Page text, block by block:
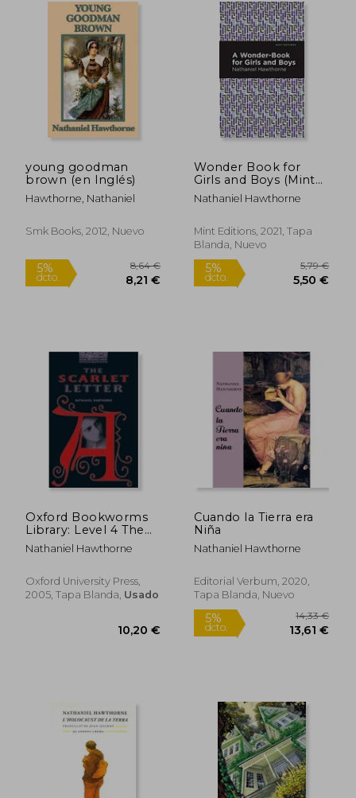
dcto. dcto.
5%
dcto.
young goodman
brown (en Inglés)
Hawthorne, Nathaniel
Smk Books, 2012, Nuevo
Wonder Book for
Girls and Boys (Mint
Editions) (en Inglés)
Nathaniel Hawthorne
Mint Editions, 2021, Tapa
Blanda, Nuevo
Oxford Bookworms
Library: Level 4 The
Scarlet Letter (en
Inglés)
Nathaniel Hawthorne
Oxford University Press,
2005, Tapa Blanda, Usado
Cuando la Tierra era
Niña
Nathaniel Hawthorne
Editorial Verbum, 2020,
Tapa Blanda, Nuevo